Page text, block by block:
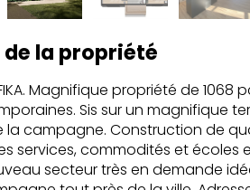
la propriété
FIKA. Magnifique propriété de
Sis sur un magnifique
la campagne. Construction de
services, commodités et écoles
secteur très en demande